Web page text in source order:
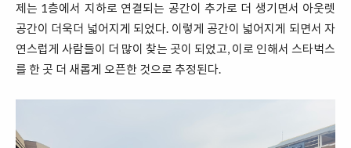
제는 1층에서 지하로 연결되는 공간이 추가로 더 생기면서 아웃렛
공간이 더욱더 넓어지게 되었다. 이렇게 공간이 넓어지게 되면서 자
연스럽게 사람들이 더 많이 찾는 곳이 되었고, 이로 인해서 스타벅스
를 한 곳 더 새롭게 오픈한 것으로 추정된다.